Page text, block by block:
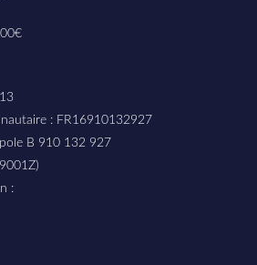
: FR16910132927
B 910 132 927
: